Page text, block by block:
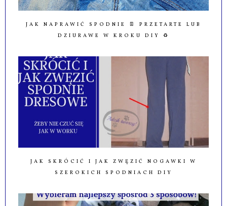
JAK NAPRAWIĆ SPODNIE 👖 PRZETARTE LUB
DZIURAWE W KROKU DIY ♻️
JAK SKRÓCIĆ I JAK ZWĘZIĆ NOGAWKI W
SZEROKICH SPODNIACH DIY